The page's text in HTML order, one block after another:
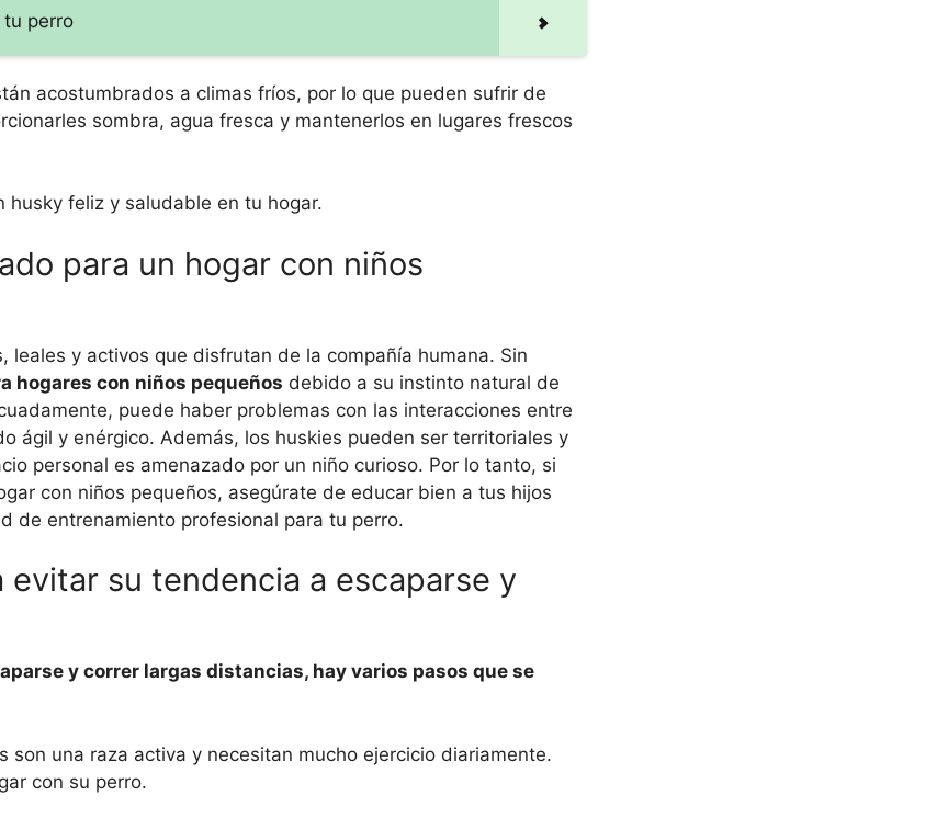
tu perro
acostumbrados a climas fríos, por lo que pueden sufrir de
sombra, agua fresca y mantenerlos en lugares frescos
feliz y saludable en tu hogar.
para un hogar con niños
leales y activos que disfrutan de la compañía humana. Sin
hogares con niños pequeños debido a su instinto natural de
puede haber problemas con las interacciones entre
ágil y enérgico. Además, los huskies pueden ser territoriales y
personal es amenazado por un niño curioso. Por lo tanto, si
con niños pequeños, asegúrate de educar bien a tus hijos
de entrenamiento profesional para tu perro.
su tendencia a escaparse y
y correr largas distancias, hay varios pasos que se
son una raza activa y necesitan mucho ejercicio diariamente.
con su perro.